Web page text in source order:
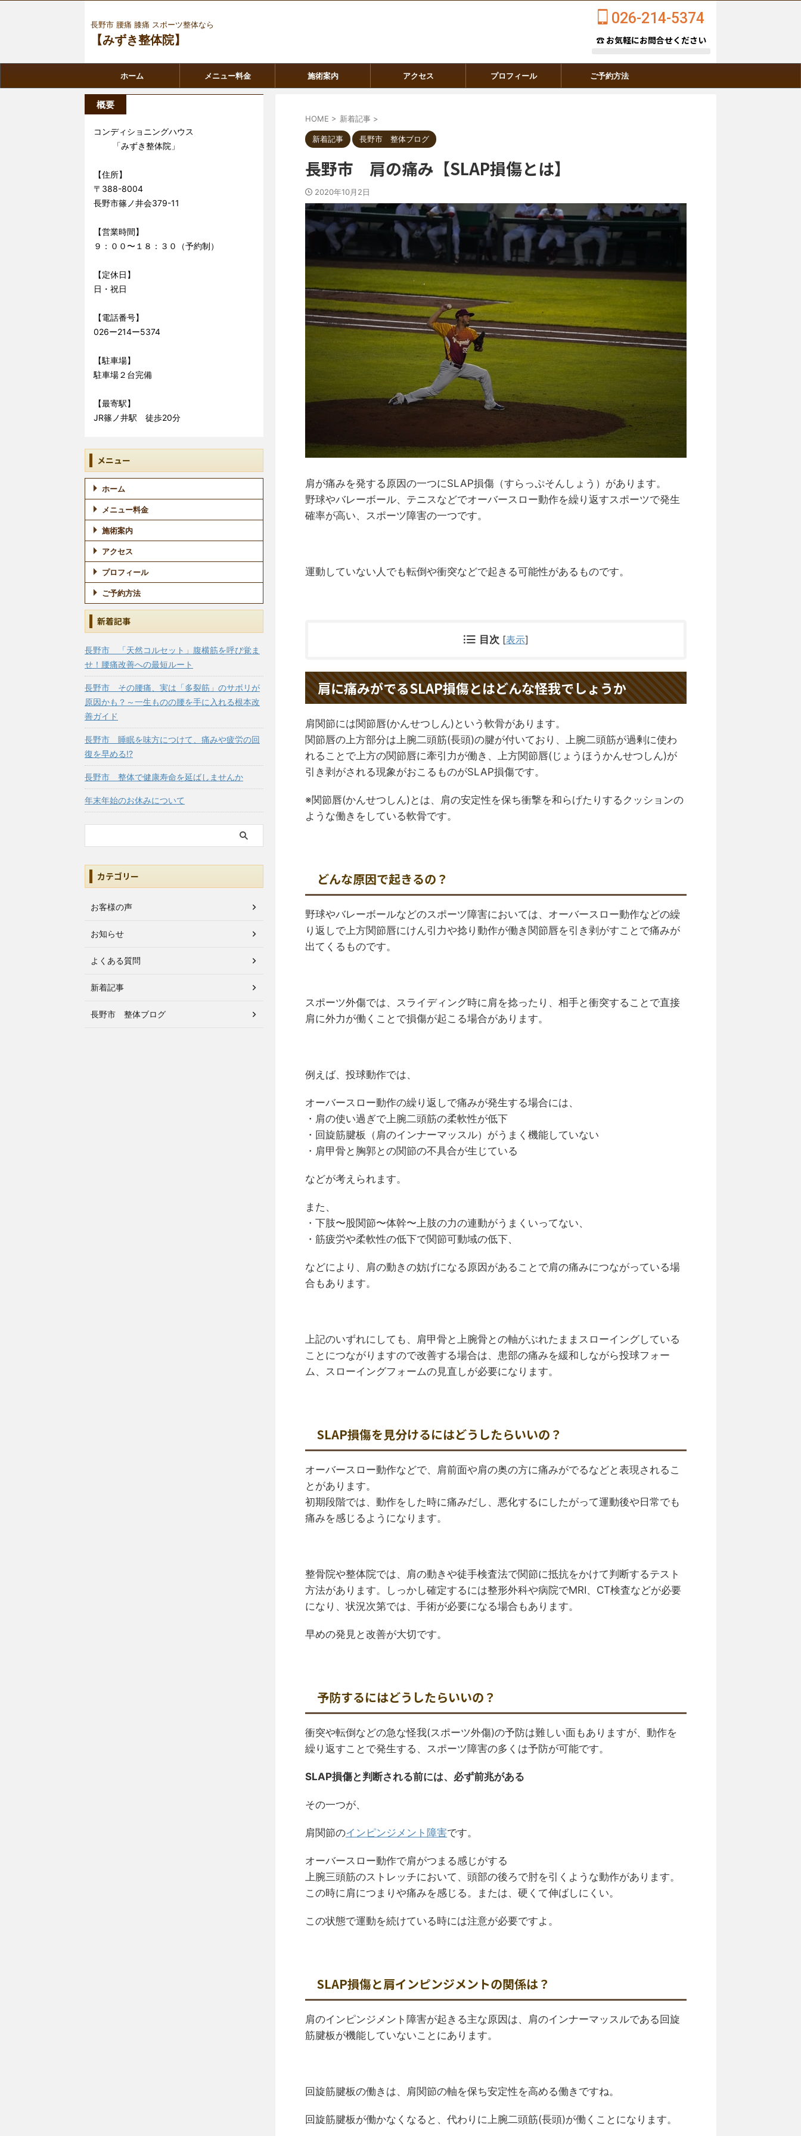
長野市 腰痛 膝痛 スポーツ整体なら
【みずき整体院】
026-214-5374
☎ お気軽にお問合せください
ホーム メニュー料金 施術案内 アクセス プロフィール ご予約方法
HOME > 新着記事 >
新着記事 長野市 整体ブログ
長野市 肩の痛み【SLAP損傷とは】
2020年10月2日
肩が痛みを発する原因の一つにSLAP損傷（すらっぷそんしょう）があります。
野球やバレーボール、テニスなどでオーバースロー動作を繰り返すスポーツで発生
確率が高い、スポーツ障害の一つです。
運動していない人でも転倒や衝突などで起きる可能性があるものです。
目次 [表示]
肩に痛みがでるSLAP損傷とはどんな怪我でしょうか
肩関節には関節唇(かんせつしん)という軟骨があります。
関節唇の上方部分は上腕二頭筋(長頭)の腱が付いており、上腕二頭筋が過剰に使わ
れることで上方の関節唇に牽引力が働き、上方関節唇(じょうほうかんせつしん)が
引き剥がされる現象がおこるものがSLAP損傷です。
※関節唇(かんせつしん)とは、肩の安定性を保ち衝撃を和らげたりするクッションの
ような働きをしている軟骨です。
どんな原因で起きるの？
野球やバレーボールなどのスポーツ障害においては、オーバースロー動作などの繰
り返しで上方関節唇にけん引力や捻り動作が働き関節唇を引き剥がすことで痛みが
出てくるものです。
スポーツ外傷では、スライディング時に肩を捻ったり、相手と衝突することで直接
肩に外力が働くことで損傷が起こる場合があります。
例えば、投球動作では、
オーバースロー動作の繰り返しで痛みが発生する場合には、
・肩の使い過ぎで上腕二頭筋の柔軟性が低下
・回旋筋腱板（肩のインナーマッスル）がうまく機能していない
・肩甲骨と胸郭との関節の不具合が生じている
などが考えられます。
また、
・下肢〜股関節〜体幹〜上肢の力の連動がうまくいってない、
・筋疲労や柔軟性の低下で関節可動域の低下、
などにより、肩の動きの妨げになる原因があることで肩の痛みにつながっている場
合もあります。
上記のいずれにしても、肩甲骨と上腕骨との軸がぶれたままスローイングしている
ことにつながりますので改善する場合は、患部の痛みを緩和しながら投球フォー
ム、スローイングフォームの見直しが必要になります。
SLAP損傷を見分けるにはどうしたらいいの？
オーバースロー動作などで、肩前面や肩の奥の方に痛みがでるなどと表現されるこ
とがあります。
初期段階では、動作をした時に痛みだし、悪化するにしたがって運動後や日常でも
痛みを感じるようになります。
整骨院や整体院では、肩の動きや徒手検査法で関節に抵抗をかけて判断するテスト
方法があります。しっかし確定するには整形外科や病院でMRI、CT検査などが必要
になり、状況次第では、手術が必要になる場合もあります。
早めの発見と改善が大切です。
予防するにはどうしたらいいの？
衝突や転倒などの急な怪我(スポーツ外傷)の予防は難しい面もありますが、動作を
繰り返すことで発生する、スポーツ障害の多くは予防が可能です。
SLAP損傷と判断される前には、必ず前兆がある
その一つが、
肩関節のインピンジメント障害です。
オーバースロー動作で肩がつまる感じがする
上腕三頭筋のストレッチにおいて、頭部の後ろで肘を引くような動作があります。
この時に肩につまりや痛みを感じる。または、硬くて伸ばしにくい。
この状態で運動を続けている時には注意が必要ですよ。
SLAP損傷と肩インピンジメントの関係は？
肩のインピンジメント障害が起きる主な原因は、肩のインナーマッスルである回旋
筋腱板が機能していないことにあります。
回旋筋腱板の働きは、肩関節の軸を保ち安定性を高める働きですね。
回旋筋腱板が働かなくなると、代わりに上腕二頭筋(長頭)が働くことになります。
概要
コンディショニングハウス
「みずき整体院」
【住所】
〒388-8004
長野市篠ノ井会379-11
【営業時間】
９：００〜１８：３０（予約制）
【定休日】
日・祝日
【電話番号】
026ー214ー5374
【駐車場】
駐車場２台完備
【最寄駅】
JR篠ノ井駅 徒歩20分
メニュー
ホーム
メニュー料金
施術案内
アクセス
プロフィール
ご予約方法
新着記事
長野市 「天然コルセット」腹横筋を呼び覚ま
せ！腰痛改善への最短ルート
長野市 その腰痛、実は「多裂筋」のサボリが
原因かも？～一生ものの腰を手に入れる根本改
善ガイド
長野市 睡眠を味方につけて、痛みや疲労の回
復を早める!?
長野市 整体で健康寿命を延ばしませんか
年末年始のお休みについて
カテゴリー
お客様の声
お知らせ
よくある質問
新着記事
長野市 整体ブログ